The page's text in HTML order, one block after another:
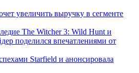
увеличить выручку в сегменте
The Witcher 3: Wild Hunt и
поделился впечатлениями от
Starfield и анонсировала